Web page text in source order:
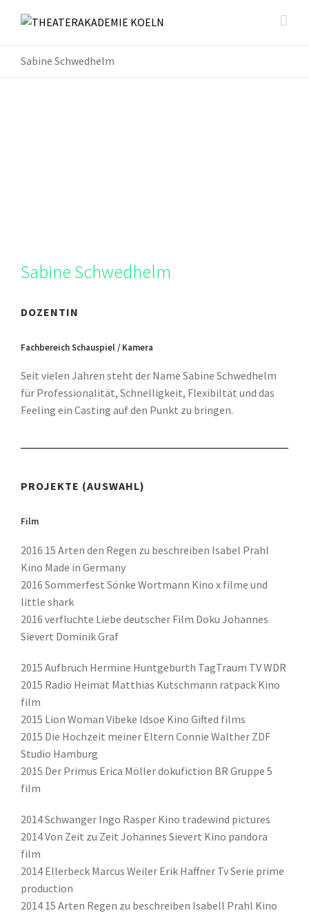
Sabine Schwedhelm
Sabine Schwedhelm
DOZENTIN
Fachbereich Schauspiel / Kamera
Seit vielen Jahren steht der Name Sabine Schwedhelm
für Professionalität, Schnelligkeit, Flexibiltät und das
Feeling ein Casting auf den Punkt zu bringen.
PROJEKTE (AUSWAHL)
Film
2016 15 Arten den Regen zu beschreiben Isabel Prahl
Kino Made in Germany
2016 Sommerfest Sönke Wortmann Kino x filme und
little shark
2016 verfluchte Liebe deutscher Film Doku Johannes
Sievert Dominik Graf
2015 Aufbruch Hermine Huntgeburth TagTraum TV WDR
2015 Radio Heimat Matthias Kutschmann ratpack Kino
film
2015 Lion Woman Vibeke Idsoe Kino Gifted films
2015 Die Hochzeit meiner Eltern Connie Walther ZDF
Studio Hamburg
2015 Der Primus Erica Möller dokufiction BR Gruppe 5
film
2014 Schwanger Ingo Rasper Kino tradewind pictures
2014 Von Zeit zu Zeit Johannes Sievert Kino pandora
film
2014 Ellerbeck Marcus Weiler Erik Haffner Tv Serie prime
production
2014 15 Arten Regen zu beschreiben Isabell Prahl Kino